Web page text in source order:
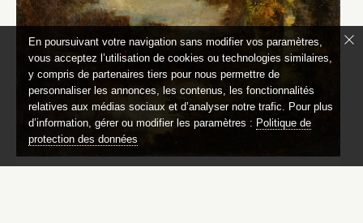
En poursuivant votre navigation sans modifier vos paramètres,
vous acceptez l’utilisation de cookies ou technologies similaires,
y compris de partenaires tiers pour nous permettre de
personnaliser les annonces, les contenus, les fonctionnalités
relatives aux médias sociaux et d’analyser notre trafic. Pour plus
d’information, gérer ou modifier les paramètres : Politique de
protection des données